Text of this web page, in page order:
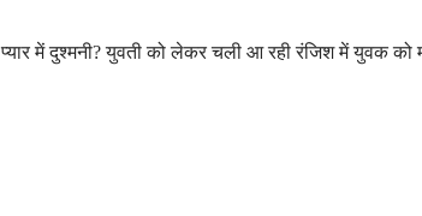
प्यार में दुश्मनी? युवती को लेकर चली आ रही रंजिश में युवक को